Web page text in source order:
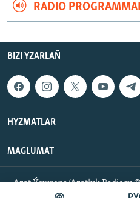
RADIO
BIZI YZARLAŇ
HYZMATLAR
MAGLUMAT
Azat Ýewropa/Azatlyk Radiosy
hukuklar goralan.